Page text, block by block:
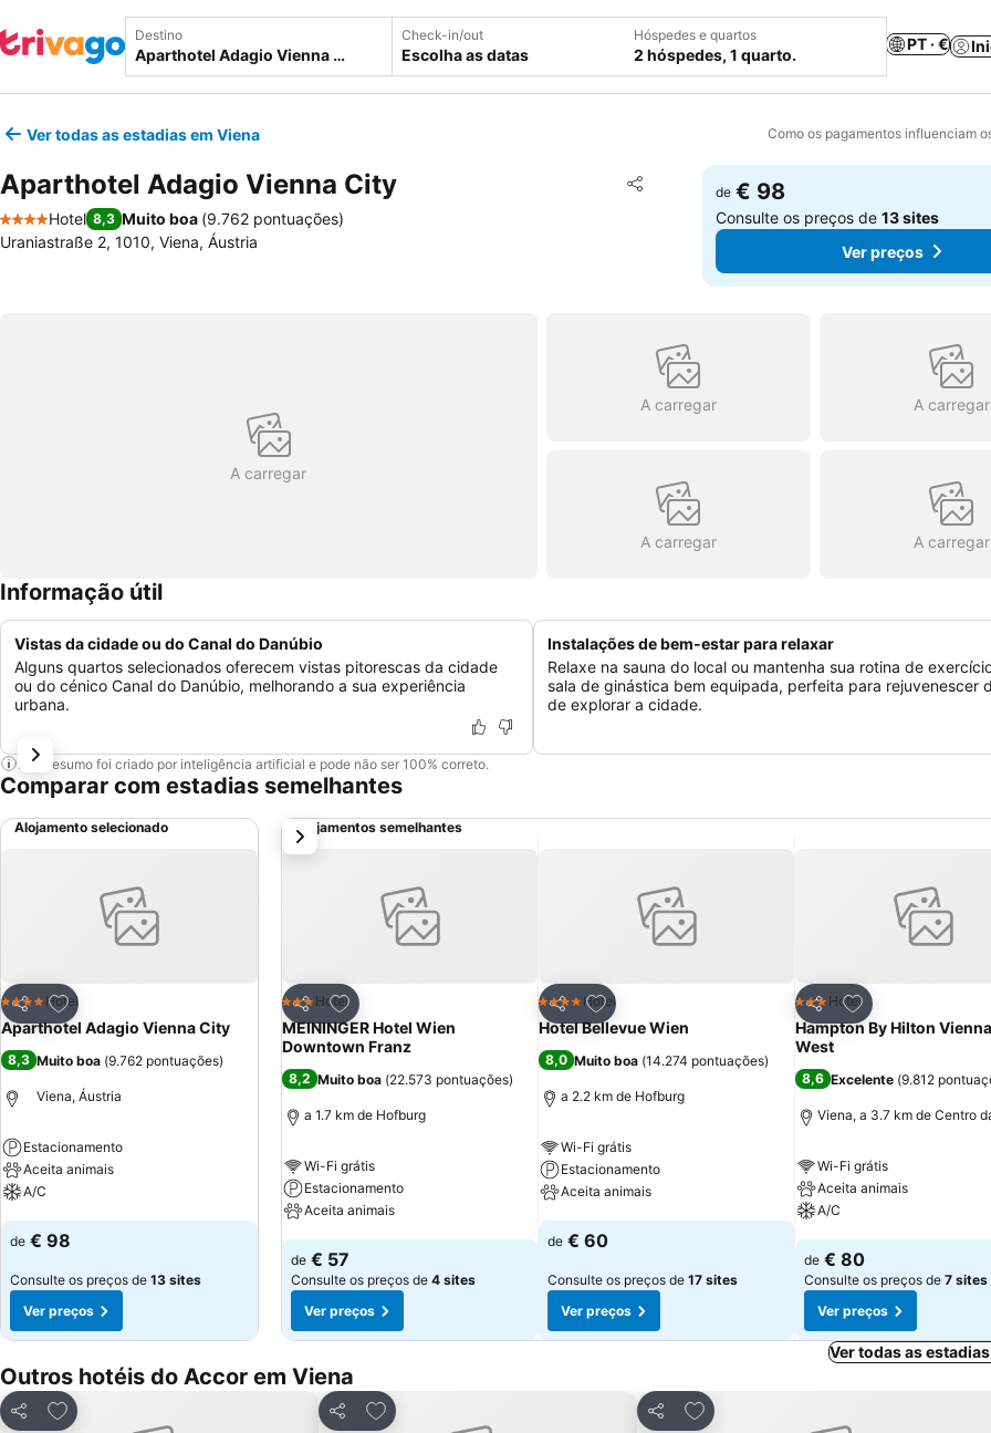
Destino Check-in/out
Escolha as datas
Hóspedes e quartos
2 hóspedes, 1 quarto.
PT · €
Ver todas as estadias em Viena Como os pagamentos influenciam
Aparthotel Adagio Vienna City Partilhar
Adicionar aos favoritos
4 Estrelas
Hotel 8,3 Muito boa (9.762 pontuações)
Uraniastraße 2, 1010, Viena, Áustria
de € 98
Consulte os preços de13 sites
Ver preços
A carregar
A carregar A carregar
A carregar A carregar
Informação útil
Vistas da cidade ou do Canal do Danúbio
Alguns quartos selecionados oferecem vistas pitorescas da cidade
ou do cénico Canal do Danúbio, melhorando a sua experiência
urbana.
Instalações de bem-estar para relaxar
Relaxe na sauna do local ou mantenha sua rotina de
sala de ginástica bem equipada, perfeita para rejuvenescer
de explorar a cidade.
Este resumo foi criado por inteligência artificial e pode não ser 100% correto.
Comparar com estadias semelhantes
Alojamento selecionado
Partilhar
Adicionar aos favoritos
4 EstrelasHotel
Aparthotel Adagio Vienna City
8,3 Muito boa (9.762 pontuações)
Viena, Áustria
Estacionamento
Aceita animais
A/C
Ver preços
de € 98
Consulte os preços de 13 sites
Ver preços
Alojamentos semelhantes
Partilhar
Adicionar aos favoritos
3 Estrelas
Hotel
MEININGER Hotel Wien
Downtown Franz
8,2 Muito boa (22.573 pontuações)
a 1.7 km de Hofburg
Wi-Fi grátis
Estacionamento
Aceita animais
Ver preços
de € 57
Consulte os preços de 4 sites
Ver preços
Partilhar
Adicionar aos favoritos
4 EstrelasHotel
Hotel Bellevue Wien
8,0 Muito boa (14.274 pontuações)
a 2.2 km de Hofburg
Wi-Fi grátis
Estacionamento
Aceita animais
Ver preços
de € 60
Consulte os preços de 17 sites
Ver preços
Partilhar
Adicionar aos
3 Estrelas
Hotel
Hampton By Hilton
West
8,6 Excelente (9.812
Viena, a 3.7 km de Centro
Wi-Fi grátis
Aceita animais
A/C
Ver preços
de € 80
Consulte os preços de 7 sites
Ver preços
próximo
Ver todas as
Outros hotéis do Accor em Viena
Partilhar
Adicionar aos favoritos
Partilhar
Adicionar aos favoritos
Partilhar
Adicionar aos favoritos